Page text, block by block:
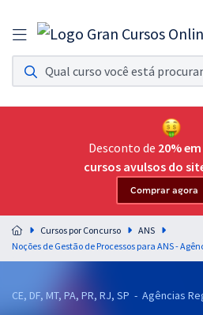
Assinatura Ilimitada 11
Acesso a todos os cursos. Teste grátis por 7
Assinatura OAB Até Passar
Acesso ilimitado a toda preparação para o
Residências Multiprofissionais
Preparação completa e intensiva para as
residências em saúde do Brasil
Desconto de 20%
cursos avulsos do
Comprar agora
Cursos por Concurso
ANS
CE, DF, MT, PA, PR, RJ, SP - Agências